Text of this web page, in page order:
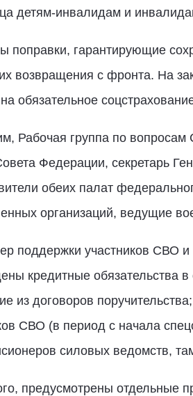
детям-инвалидам и
поправки, гарантирующие
возвращения с фронта. На
обязательное
Рабочая группа по
Федерации, секретарь
обеих палат
организаций, ведущие
поддержки участников СВО и
кредитные обязательства
из договоров
СВО (в период с начала
силовых ведомств,
предусмотрены отдельные